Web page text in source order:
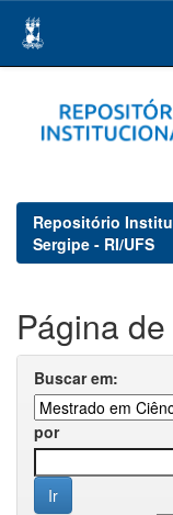
navigation
Repositório
Sergipe - RI/UFS
Página
Buscar em:
por